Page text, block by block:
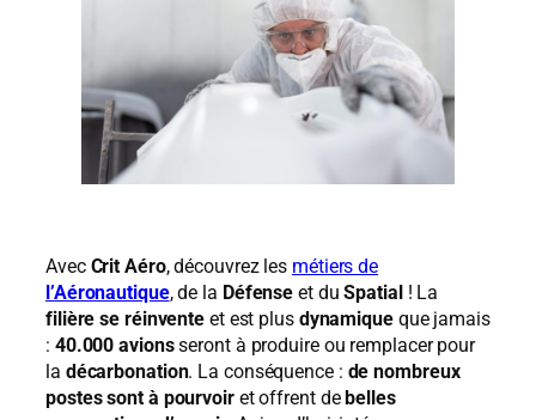
Avec Crit Aéro, découvrez les métiers de
l’Aéronautique, de la Défense et duSpatial! La
filière se réinvente et est plus dynamiqueque jamais
: 40.000 avionsseront à produire ou remplacer pour
la décarbonation. La conséquence : de nombreux
postes sont à pourvoiret offrent debelles